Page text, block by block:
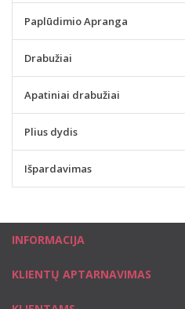
Paplūdimio Apranga
Drabužiai
Apatiniai drabužiai
Plius dydis
Išpardavimas
INFORMACIJA
KLIENTŲ APTARNAVIMAS